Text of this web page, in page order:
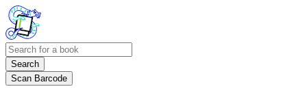
Search
Scan Barcode